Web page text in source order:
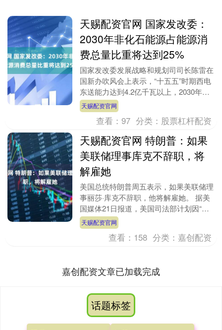
天赐配资官网 国家发改委：
2030年非化石能源占能源消
费总量比重将达到25%
国家发改委发展战略和规划司司长陈雷在
国新办吹风会上表示，“十五五”时期西电
东送能力达到4.2亿千瓦以上，2030年非
化石能源占能源消费总量比重将达到
25%。（界....
天赐配资官网
查看：97 分类： 股票杠杆配资
天赐配资官网 特朗普：如果
美联储理事库克不辞职，将
解雇她
美国总统特朗普周五表示，如果美联储理
事丽莎·库克不辞职，他将解雇她。 据美
国媒体21日报道，美国司法部计划因“房
贷欺诈”一事调查美联储理事莉萨·库克。
前一天，美....
天赐配资官网
查看： 158 分类：嘉创配资
嘉创配资文章已加载完成
话题标签